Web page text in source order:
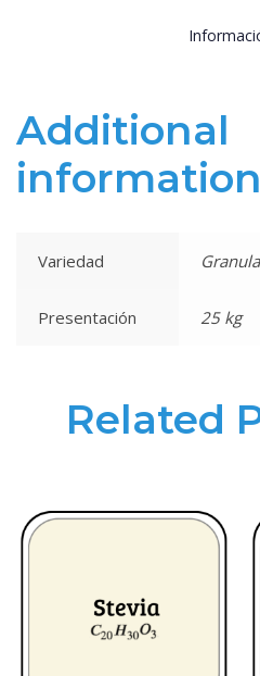
Additional
information
Variedad
Presentación 25 kg
Related